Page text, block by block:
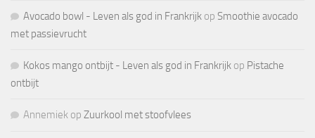
Avocado bowl - Leven als god in Frankrijk op Smoothie avocado
met passievrucht
Kokos mango ontbijt - Leven als god in Frankrijk op Pistache
ontbijt
Annemiek op Zuurkool met stoofvlees